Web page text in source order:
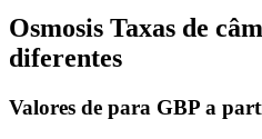
Osmosis Taxas de
diferentes
Valores de para GBP a